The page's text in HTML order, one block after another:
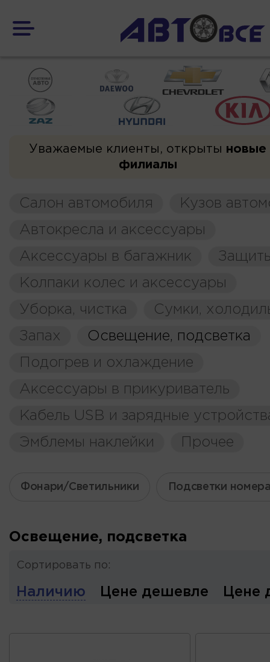
Уважаемые клиенты, открыты новые
филиалы
Салон автомобиля
Кузов
Автокресла и аксессуары
Аксессуары в багажник
Колпаки колес и аксессуары
Уборка, чистка
Сумки,
Запах
Освещение, подсветка
Подогрев и охлаждение
Аксессуары в прикуриватель
Кабель USB и зарядные
Эмблемы наклейки
Прочее
Фонари/Светильники Подсветки
Освещение, подсветка
Сортировать по:
Наличию Цене дешевле Цене